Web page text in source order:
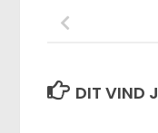
DIT VIND